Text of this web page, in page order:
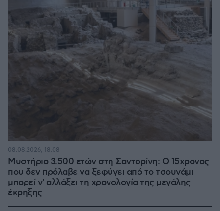
Μυστήριο 3.500 ετών στη Σαντορίνη: Ο 15χρονος
που δεν πρόλαβε να ξεφύγει από το τσουνάμι
μπορεί ν' αλλάξει τη χρονολογία της μεγάλης
έκρηξης
08.08.2026, 18:08